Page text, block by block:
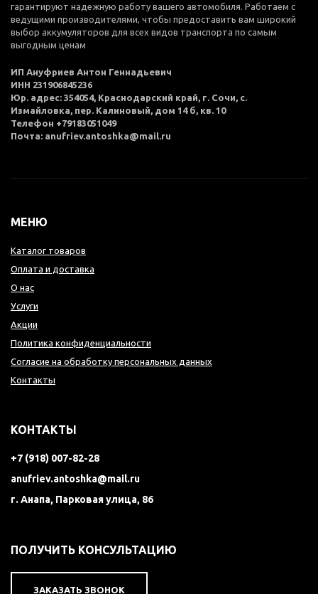
гарантируют надежную работу вашего автомобиля. Работаем с
ведущими производителями, чтобы предоставить вам широкий
выбор аккумуляторов для всех видов транспорта по самым
выгодным ценам
ИП Ануфриев Антон Геннадьевич
ИНН 231906845236
Юр. адрес: 354054, Краснодарский край, г. Сочи, с.
Измайловка, пер. Калиновый, дом 14 б, кв. 10
Телефон +79183051049
Почта: anufriev.antoshka@mail.ru
МЕНЮ
Каталог товаров
Оплата и доставка
О нас
Услуги
Акции
Политика конфиденциальности
Согласие на обработку персональных данных
Контакты
КОНТАКТЫ
+7 (918) 007-82-28
anufriev.antoshka@mail.ru
г. Анапа, Парковая улица, 86
ПОЛУЧИТЬ КОНСУЛЬТАЦИЮ
ЗАКАЗАТЬ ЗВОНОК